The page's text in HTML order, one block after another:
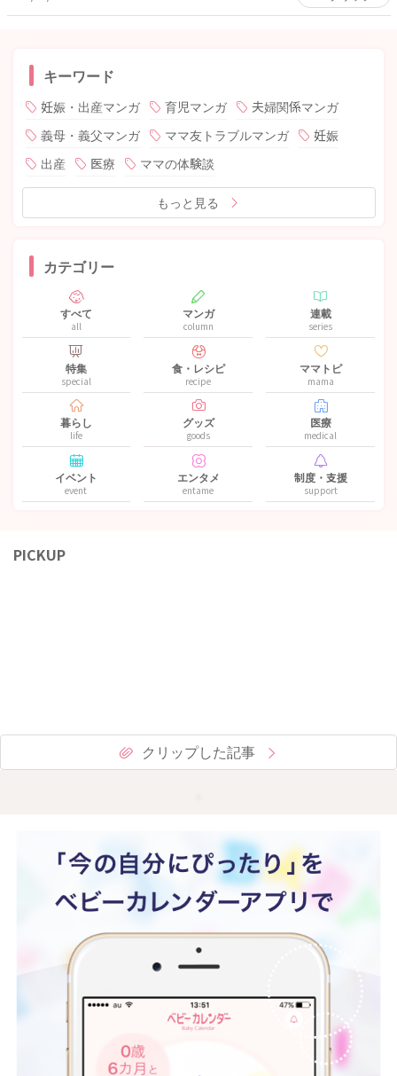
キーワード
妊娠・出産マンガ 育児マンガ
夫婦関係マンガ
義母・義父マンガ
ママ友トラブルマンガ
妊娠
出産
医療 ママの体験談
もっと見る
カテゴリー
すべて
all
マンガ
column
連載
series
特集
special
食・レシピ
recipe
ママトピ
mama
暮らし
life
グッズ
goods
医療
medical
イベント
event
エンタメ
entame
制度・支援
support
PICKUP
クリップした記事